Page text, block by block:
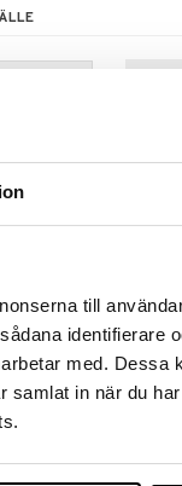
till
identifierare
med. Dessa
samlat in när du
joka luo
Eva